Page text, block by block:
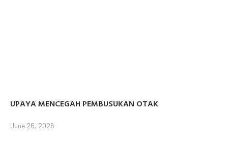
UPAYA MENCEGAH PEMBUSUKAN OTAK
June 26, 2026